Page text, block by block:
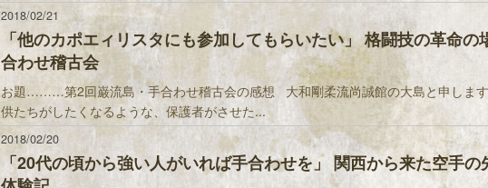
2018/02/21
「他のカポエィリスタにも参加してもらいたい」 格闘技の革命の
合わせ稽古会
お題………第2回巌流島・手合わせ稽古会の感想 大和剛柔流尚誠館の大島と申しま
供たちがしたくなるような、保護者がさせた...
2018/02/20
「20代の頃から強い人がいれば手合わせを」 関西から来た空手の